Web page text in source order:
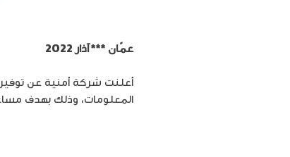
عمّان *** آذار 2022
أعلنت شركة أمنية عن
المعلومات، وذلك بهدف